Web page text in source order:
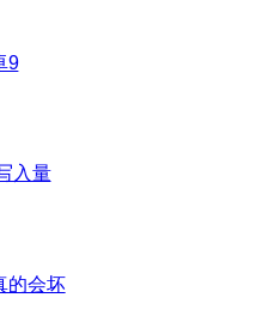
9
入量
的会坏